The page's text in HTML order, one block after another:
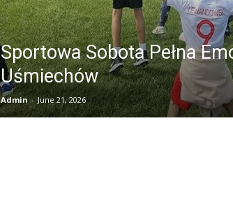
Sportowa Sobota Pełna
Uśmiechów
Admin - June 21, 2026